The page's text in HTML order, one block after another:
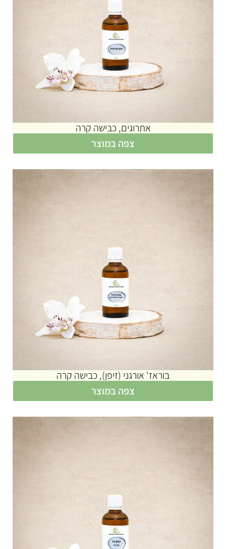
אתרוגים, כבישה קרה
צפה במוצר
בוראז' אורגני (זיפן), כבישה קרה
צפה במוצר